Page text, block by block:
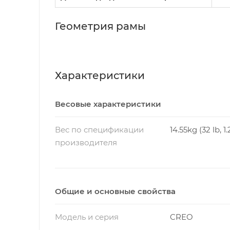
Геометрия рамы
Stack
Угол рулевой трубы
Характеристики
Весовые характеристики
Вес по спецификации
производителя
14.55kg (32 lb,
Общие и основные свойства
Модель и серия CREO